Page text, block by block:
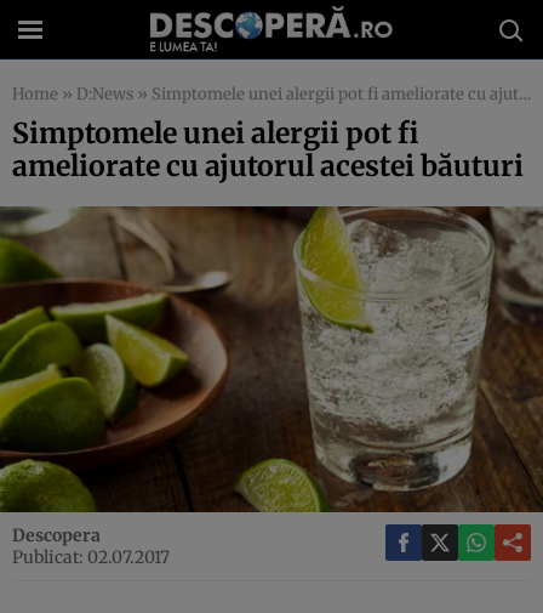
Home » D:News » Simptomele unei alergii pot fi ameliorate cu ajutorul acestei băuturi
Simptomele unei alergii pot fi
ameliorate cu ajutorul acestei băuturi
Descopera
Publicat: 02.07.2017